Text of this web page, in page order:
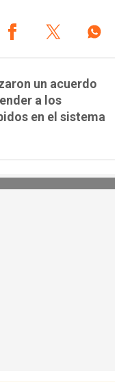
un acuerdo
a los
en el sistema